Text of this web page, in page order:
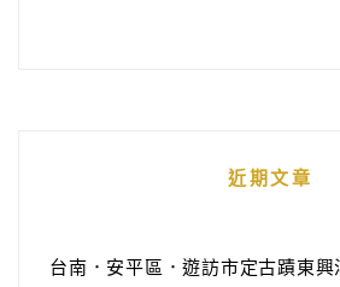
近期文章
台南．安平區．遊訪市定古蹟東